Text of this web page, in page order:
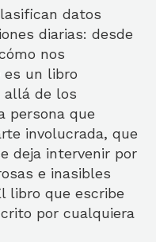
datos
diarias: desde
nos
es un libro
allá de los
persona que
involucrada, que
deja intervenir por
e inasibles
libro que escribe
por cualquiera